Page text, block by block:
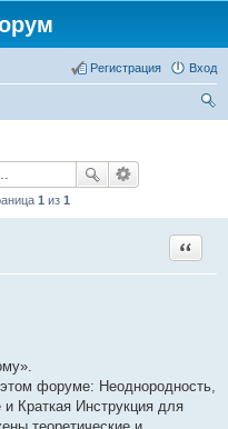
Вход
Регистрация
1 из 1
Цитата
форуме: Неоднородность,
Краткая Инструкция для